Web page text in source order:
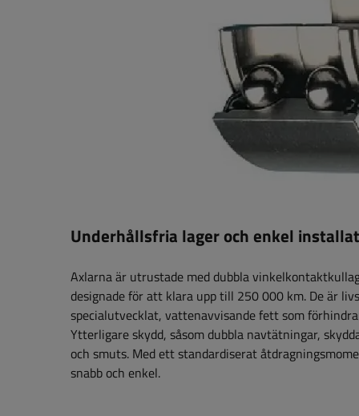
Underhållsfria lager och enkel
Axlarna är utrustade med dubbla
designade för att klara upp till 250 000 km. De är
specialutvecklat, vattenavvisande fett som
Ytterligare skydd, såsom dubbla navtätningar,
och smuts. Med ett standardiserat
snabb och enkel.